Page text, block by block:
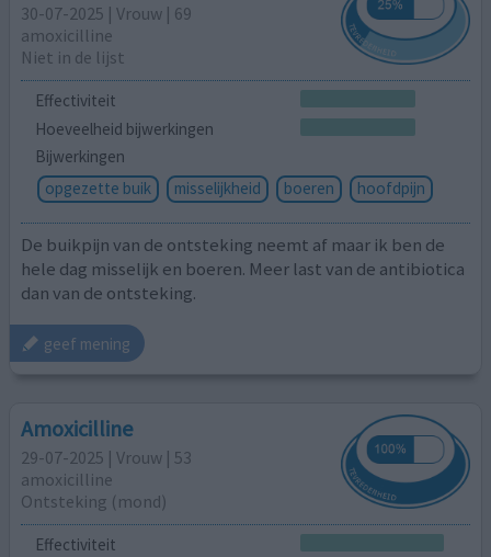
30-07-2025 | Vrouw | 69
amoxicilline
Niet in de lijst
Effectiviteit
Hoeveelheid bijwerkingen
Bijwerkingen
opgezette buik
misselijkheid boeren hoofdpijn
De buikpijn van de ontsteking neemt af maar ik ben de
hele dag misselijk en boeren. Meer last van de antibiotica
dan van de ontsteking.
geef mening
Amoxicilline
29-07-2025 | Vrouw | 53
amoxicilline
Ontsteking (mond)
Effectiviteit